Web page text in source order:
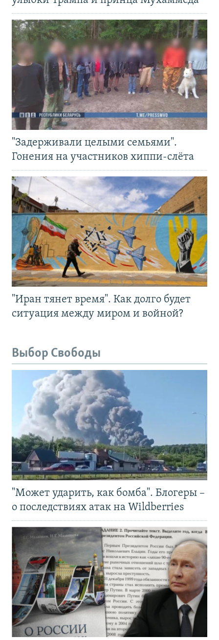
"Задерживали целыми семьями".
Гонения на участников хиппи-слёта
"Иран тянет время". Как долго будет
ситуация между миром и войной?
Выбор Свободы
"Может ударить, как бомба". Блогеры –
о последствиях атак на Wildberries